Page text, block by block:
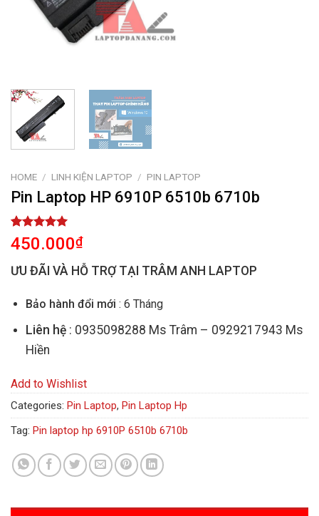
HOME / LINH KIỆN LAPTOP / PIN LAPTOP
Pin Laptop HP 6910P 6510b 6710b
Rated
5.00
out of 5
based on
1
customer
450.000₫
ƯU ĐÃI VÀ HỖ TRỢ TẠI TRÂM ANH LAPTOP
Bảo hành đổi mới : 6 Tháng
Liên hệ: 0935098288 Ms Trâm – 0929217943 Ms
Hiền
Add to Wishlist
Categories: Pin Laptop, Pin Laptop Hp
Tag: Pin laptop hp 6910P 6510b 6710b